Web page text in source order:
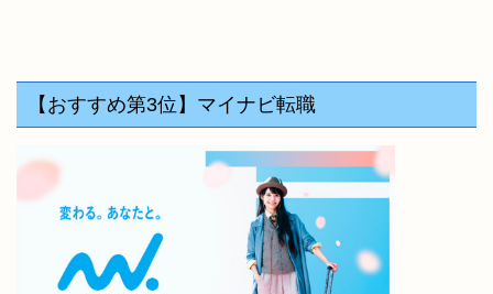
【おすすめ第3位】マイナビ転職